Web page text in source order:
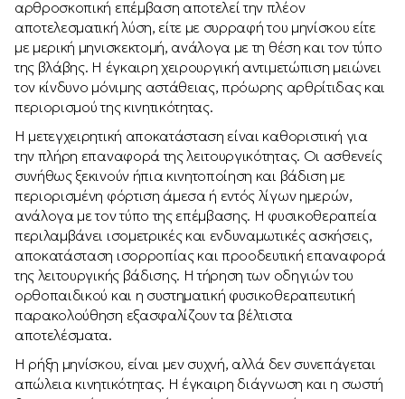
αρθροσκοπική επέμβαση αποτελεί την πλέον
αποτελεσματική λύση, είτε με συρραφή του μηνίσκου είτε
με μερική μηνισκεκτομή, ανάλογα με τη θέση και τον τύπο
της βλάβης. Η έγκαιρη χειρουργική αντιμετώπιση μειώνει
τον κίνδυνο μόνιμης αστάθειας, πρόωρης αρθρίτιδας και
περιορισμού της κινητικότητας.
Η μετεγχειρητική αποκατάσταση είναι καθοριστική για
την πλήρη επαναφορά της λειτουργικότητας. Οι ασθενείς
συνήθως ξεκινούν ήπια κινητοποίηση και βάδιση με
περιορισμένη φόρτιση άμεσα ή εντός λίγων ημερών,
ανάλογα με τον τύπο της επέμβασης. Η φυσικοθεραπεία
περιλαμβάνει ισομετρικές και ενδυναμωτικές ασκήσεις,
αποκατάσταση ισορροπίας και προοδευτική επαναφορά
της λειτουργικής βάδισης. Η τήρηση των οδηγιών του
ορθοπαιδικού και η συστηματική φυσικοθεραπευτική
παρακολούθηση εξασφαλίζουν τα βέλτιστα
αποτελέσματα.
Η ρήξη μηνίσκου, είναι μεν συχνή, αλλά δεν συνεπάγεται
απώλεια κινητικότητας. Η έγκαιρη διάγνωση και η σωστή